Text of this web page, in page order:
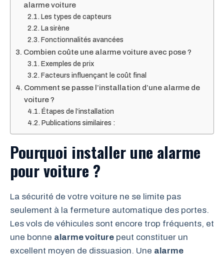
alarme voiture
Les types de capteurs
La sirène
Fonctionnalités avancées
Combien coûte une alarme voiture avec pose ?
Exemples de prix
Facteurs influençant le coût final
Comment se passe l’installation d’une alarme de
voiture ?
Étapes de l’installation
Publications similaires :
Pourquoi installer une alarme
pour voiture ?
La sécurité de votre voiture ne se limite pas
seulement à la fermeture automatique des portes.
Les vols de véhicules sont encore trop fréquents, et
une bonne alarme voiture peut constituer un
excellent moyen de dissuasion. Une alarme